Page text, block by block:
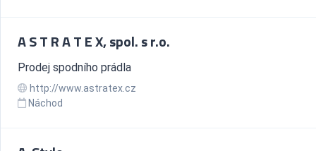
A S T R A T E X, spol. s r.o.
Prodej spodního prádla
http://www.astratex.cz
Náchod